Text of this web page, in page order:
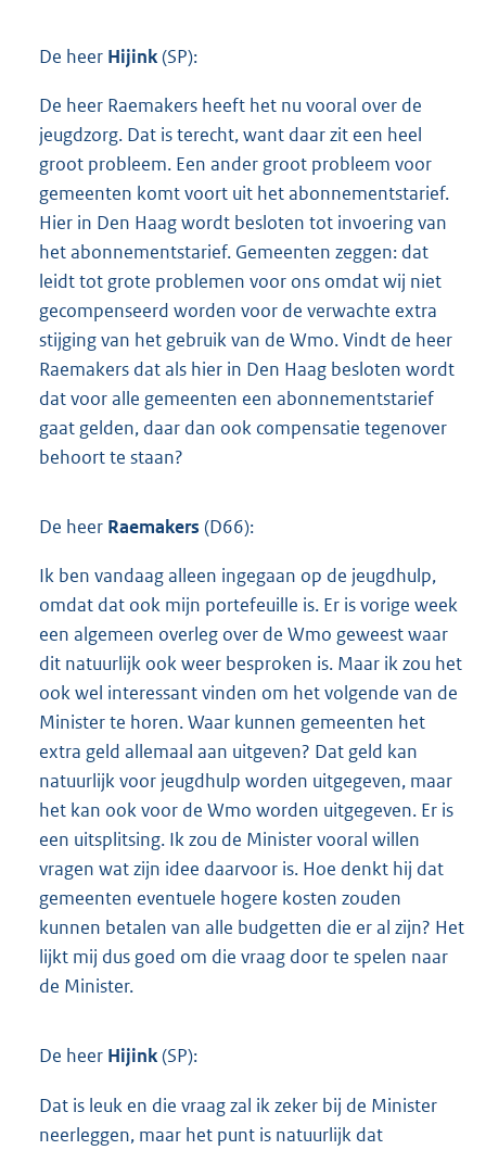
De heer Hijink(SP):
De heer Raemakers heeft het nu vooral over de
jeugdzorg. Dat is terecht, want daar zit een heel
groot probleem. Een ander groot probleem voor
gemeenten komt voort uit het abonnementstarief.
Hier in Den Haag wordt besloten tot invoering van
het abonnementstarief. Gemeenten zeggen: dat
leidt tot grote problemen voor ons omdat wij niet
gecompenseerd worden voor de verwachte extra
stijging van het gebruik van de Wmo. Vindt de heer
Raemakers dat als hier in Den Haag besloten wordt
dat voor alle gemeenten een abonnementstarief
gaat gelden, daar dan ook compensatie tegenover
behoort te staan?
De heer Raemakers (D66):
Ik ben vandaag alleen ingegaan op de jeugdhulp,
omdat dat ook mijn portefeuille is. Er is vorige week
een algemeen overleg over de Wmo geweest waar
dit natuurlijk ook weer besproken is. Maar ik zou het
ook wel interessant vinden om het volgende van de
Minister te horen. Waar kunnen gemeenten het
extra geld allemaal aan uitgeven? Dat geld kan
natuurlijk voor jeugdhulp worden uitgegeven, maar
het kan ook voor de Wmo worden uitgegeven. Er is
een uitsplitsing. Ik zou de Minister vooral willen
vragen wat zijn idee daarvoor is. Hoe denkt hij dat
gemeenten eventuele hogere kosten zouden
kunnen betalen van alle budgetten die er al zijn? Het
lijkt mij dus goed om die vraag door te spelen naar
de Minister.
De heer Hijink(SP):
Dat is leuk en die vraag zal ik zeker bij de Minister
neerleggen, maar het punt is natuurlijk dat